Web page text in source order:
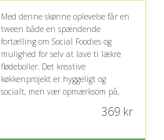
Med denne skønne oplevelse får en
tween både en spændende
fortælling om Social Foodies og
mulighed for selv at lave ti lækre
flødeboller. Det kreative
køkkenprojekt er hyggeligt og
socialt, men vær opmærksom på,
369kr